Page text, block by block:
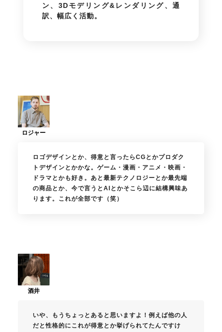
ン、3Dモデリング&レンダリング、通
訳、幅広く活動。
ロゴデザインとか、得意と言ったらCGとかプロダク
トデザインとかかな。ゲーム・漫画・アニメ・映画・
ドラマとかも好き。あと最新テクノロジーとか最先端
の商品とか、今で言うとAIとかそこら辺に結構興味あ
ります。これが全部です（笑）
いや、もうちょっとあると思いますよ！例えば他の人
だと性格的にこれが得意とか挙げられてたんですけ